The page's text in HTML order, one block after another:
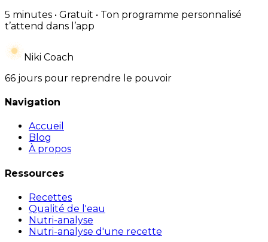
5 minutes • Gratuit • Ton programme personnalisé
t’attend dans l’app
Niki Coach
66 jours pour reprendre le pouvoir
Navigation
Accueil
Blog
À propos
Ressources
Recettes
Qualité de l'eau
Nutri-analyse
Nutri-analyse d'une recette